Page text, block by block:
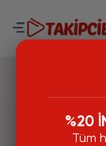
%20
Tüm